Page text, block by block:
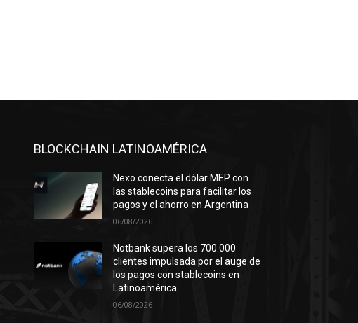
BLOCKCHAIN LATINOAMÉRICA
Nexo conecta el dólar MEP con
las stablecoins para facilitar los
pagos y el ahorro en Argentina
06/08/2026
Notbank supera los 700.000
clientes impulsada por el auge de
los pagos con stablecoins en
Latinoamérica
06/08/2026